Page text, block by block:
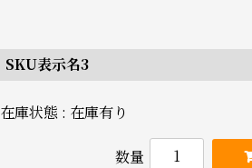
SKU表示名3
在庫状態 : 在庫有り
数量